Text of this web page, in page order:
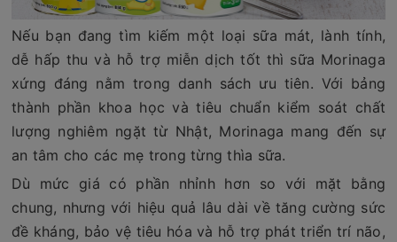
Nếu bạn đang tìm kiếm một loại sữa mát, lành tính,
dễ hấp thu và hỗ trợ miễn dịch tốt thì sữa Morinaga
xứng đáng nằm trong danh sách ưu tiên. Với bảng
thành phần khoa học và tiêu chuẩn kiểm soát chất
lượng nghiêm ngặt từ Nhật, Morinaga mang đến sự
an tâm cho các mẹ trong từng thìa sữa.
Dù mức giá có phần nhỉnh hơn so với mặt bằng
chung, nhưng với hiệu quả lâu dài về tăng cường sức
đề kháng, bảo vệ tiêu hóa và hỗ trợ phát triển trí não,